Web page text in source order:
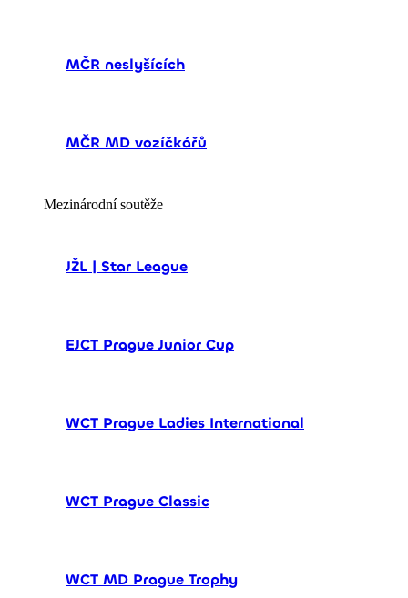
MČR neslyšících
MČR MD vozíčkářů
Mezinárodní soutěže
JŽL | Star League
EJCT Prague Junior Cup
WCT Prague Ladies International
WCT Prague Classic
WCT MD Prague Trophy